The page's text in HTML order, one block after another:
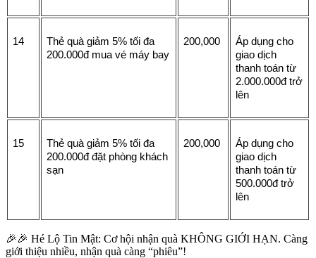
14
Thẻ quà giảm 5% tối đa
200.000đ mua vé máy bay
200,000
Áp dụng cho
giao dịch
thanh toán từ
2.000.000đ trở
lên
15
Thẻ quà giảm 5% tối đa
200.000đ đặt phòng khách
sạn
200,000
Áp dụng cho
giao dịch
thanh toán từ
500.000đ trở
lên
️🎉️️🎉 Hé Lộ Tin Mật: Cơ hội nhận quà KHÔNG GIỚI HẠN. Càng
giới thiệu nhiều, nhận quà càng “phiêu”!